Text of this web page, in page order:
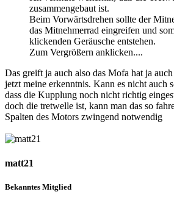
zusammengebaut ist.
Beim Vorwärtsdrehen sollte der
das Mitnehmerrad eingreifen und
klickenden Geräusche entstehen.
Zum Vergrößern anklicken....
Das greift ja auch also das Mofa hat ja
jetzt meine erkenntnis. Kann es nicht auch
dass die Kupplung noch nicht richtig
doch die tretwelle ist, kann man das so
Spalten des Motors zwingend notwendig
matt21
Bekanntes Mitglied